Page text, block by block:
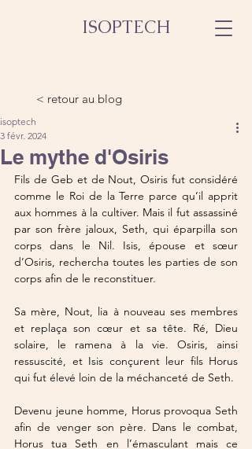
ISOPTECH
< retour au blog
Le mythe d'Osiris
isoptech
3 févr. 2024
Fils de Geb et de Nout, Osiris fut considéré
comme le Roi de la Terre parce qu’il apprit
aux hommes à la cultiver. Mais il fut assassiné
par son frère jaloux, Seth, qui éparpilla son
corps dans le Nil. Isis, épouse et sœur
d’Osiris, rechercha toutes les parties de son
corps afin de le reconstituer.
Sa mère, Nout, lia à nouveau ses membres
et replaça son cœur et sa tête. Ré, Dieu
solaire, le ramena à la vie. Osiris, ainsi
ressuscité, et Isis conçurent leur fils Horus
qui fut élevé loin de la méchanceté de Seth.
Devenu jeune homme, Horus provoqua Seth
afin de venger son père. Dans le combat,
Horus tua Seth en l’émasculant mais ce